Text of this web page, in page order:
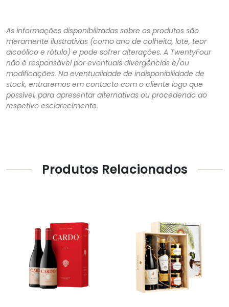
As informações disponibilizadas sobre os produtos são
meramente ilustrativas (como ano de colheita, lote, teor
alcoólico e rótulo) e pode sofrer alterações. A TwentyFour
não é responsável por eventuais divergências e/ou
modificações. Na eventualidade de indisponibilidade de
stock, entraremos em contacto com o cliente logo que
possível, para apresentar alternativas ou procedendo ao
respetivo esclarecimento.
Produtos Relacionados